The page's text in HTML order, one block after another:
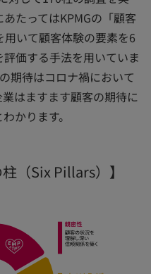
たってはKPMGの「顧客
いて顧客体験の要素を6
価する手法を用いていま
期待はコロナ禍において
はますます顧客の期待に
かります。
（Six Pillars）】